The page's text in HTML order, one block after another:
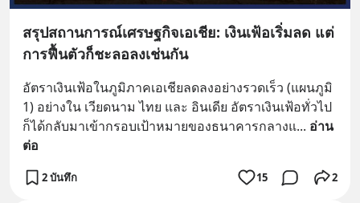
สรุปสถานการณ์เศรษฐกิจเอเชีย: เงินเฟ้อเริ่มลด แต่
การฟื้นตัวก็ชะลอลงเช่นกัน
อัตราเงินเฟ้อในภูมิภาคเอเชียลดลงอย่างรวดเร็ว (แผนภูมิ
1) อย่างใน เวียดนาม ไทย และ อินเดีย อัตราเงินเฟ้อทั่วไป
ก็ได้กลับมาเข้ากรอบเป้าหมายของธนาคารกลางแ... อ่าน
ต่อ
2 บันทึก 15 2